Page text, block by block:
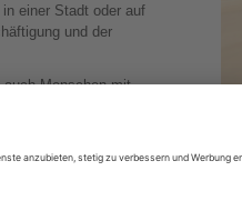
einer Stadt oder auf
und der
auch Menschen mit
und mit wem sie leben